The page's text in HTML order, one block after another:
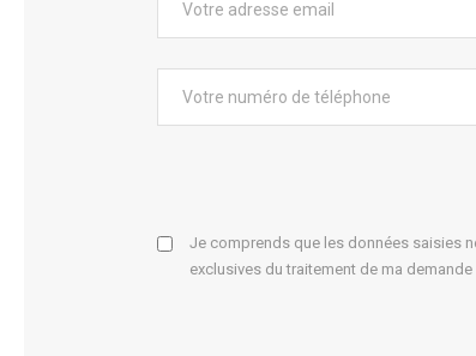
Je comprends que les données saisies
exclusives du traitement de ma